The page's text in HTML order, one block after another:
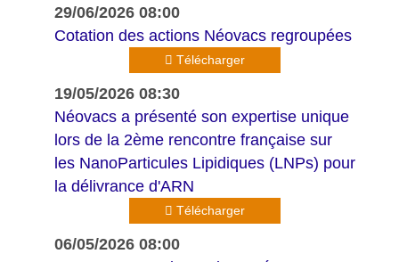
29/06/2026 08:00
Cotation des actions Néovacs regroupées
Télécharger
19/05/2026 08:30
Néovacs a présenté son expertise unique
lors de la 2ème rencontre française sur
les NanoParticules Lipidiques (LNPs) pour
la délivrance d'ARN
Télécharger
06/05/2026 08:00